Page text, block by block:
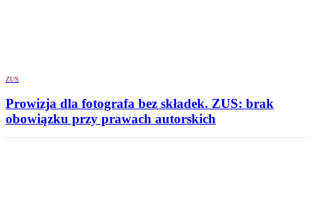
ZUS
Prowizja dla fotografa bez składek. ZUS: brak
obowiązku przy prawach autorskich